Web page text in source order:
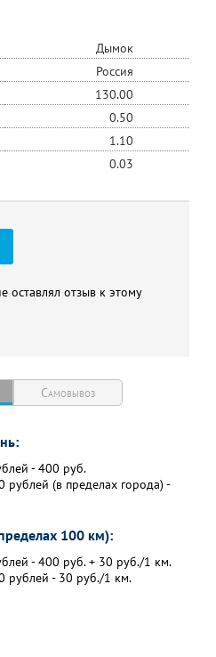
Дымок
Россия
130.00
0.50
1.10
0.03
оставлял отзыв к этому
Самовывоз
- 400 руб.
(в пределах города) -
100 км):
- 400 руб. + 30 руб./1 км.
рублей - 30 руб./1 км.